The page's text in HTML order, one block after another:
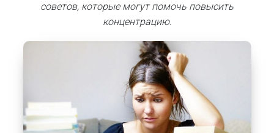
советов, которые могут помочь повысить
концентрацию.